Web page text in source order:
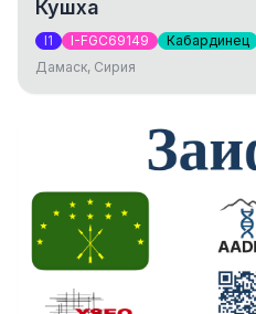
Кушха
I1 I-FGC69149 Кабардинец
Дамаск, Сирия